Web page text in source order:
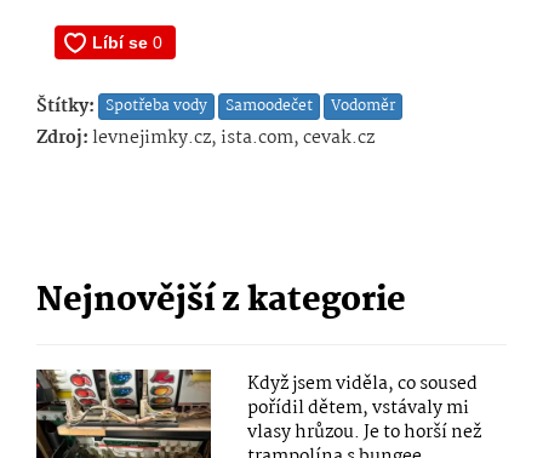
Štítky: Spotřeba vody Samoodečet Vodoměr
Zdroj:levnejimky.cz, ista.com, cevak.cz
Nejnovější z kategorie
Když jsem viděla, co soused
pořídil dětem, vstávaly mi
vlasy hrůzou. Je to horší než